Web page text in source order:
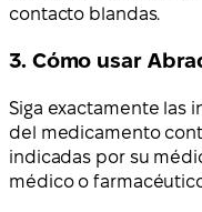
contacto blandas.
3. Cómo usar
Siga exactamente las
del medicamento
indicadas por su
médico o